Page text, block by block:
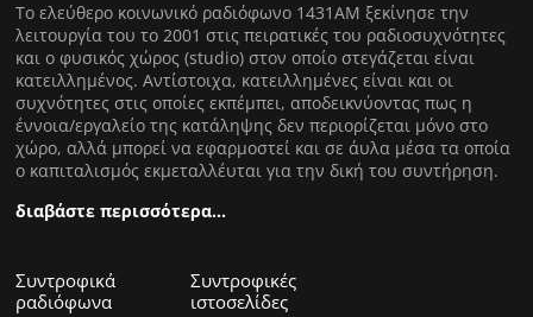
Tο ελεύθερο κοινωνικό ραδιόφωνο 1431AM ξεκίνησε την
λειτουργία του το 2001 στις πειρατικές του ραδιοσυχνότητες
και ο φυσικός χώρος (studio) στον οποίο στεγάζεται είναι
κατειλλημένος. Αντίστοιχα, κατειλλημένες είναι και οι
συχνότητες στις οποίες εκπέμπει, αποδεικνύοντας πως η
έννοια/εργαλείο της κατάληψης δεν περιορίζεται μόνο στο
χώρο, αλλά μπορεί να εφαρμοστεί και σε άυλα μέσα τα οποία
ο καπιταλισμός εκμεταλλέυται για την δική του συντήρηση.
διαβάστε περισσότερα…
Συντροφικά
ραδιόφωνα
Συντροφικές
ιστοσελίδες